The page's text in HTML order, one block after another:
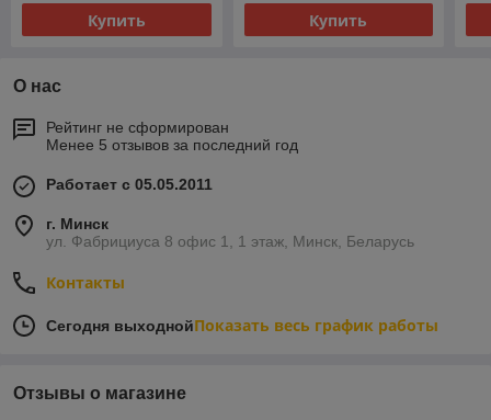
Купить Купить
О нас
Рейтинг не сформирован
Менее 5 отзывов за последний год
Работает с 05.05.2011
г. Минск
ул. Фабрициуса 8 офис 1, 1 этаж, Минск, Беларусь
Контакты
Сегодня выходнойПоказать весь график работы
Отзывы о магазине